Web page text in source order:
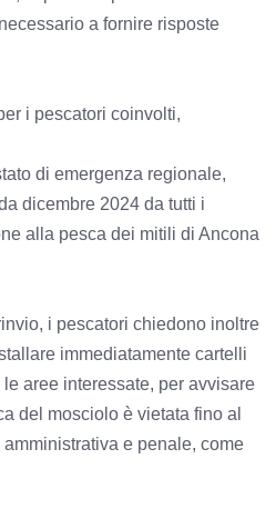
a fornire risposte
i pescatori coinvolti,
di emergenza regionale,
dicembre 2024 da tutti i
alla pesca dei mitili di Ancona
i pescatori chiedono inoltre
immediatamente cartelli
aree interessate, per avvisare
del mosciolo è vietata fino al
e penale, come